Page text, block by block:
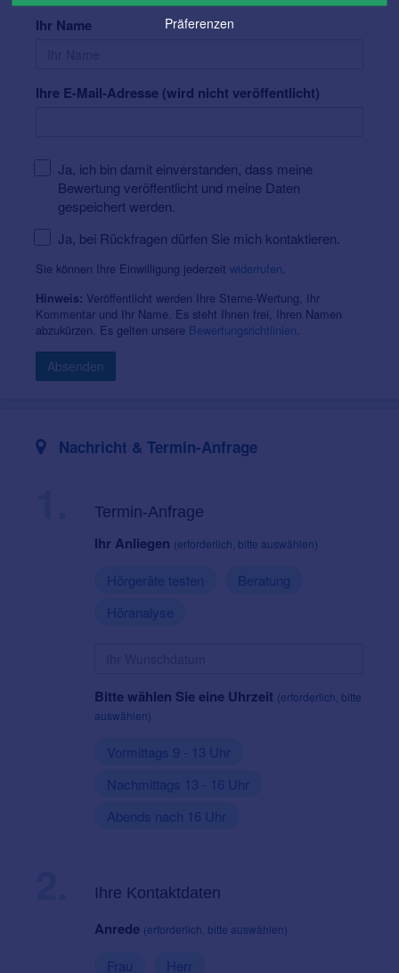
Ihr Name
Ihre E-Mail-Adresse (wird nicht veröffentlicht)
Ja, ich bin damit einverstanden, dass meine
Bewertung veröffentlicht und meine Daten
gespeichert werden.
Ja, bei Rückfragen dürfen Sie mich kontaktieren.
Sie können Ihre Einwilligung jederzeit widerrufen.
Hinweis: Veröffentlicht werden Ihre Sterne-Wertung, Ihr
Kommentar und Ihr Name. Es steht Ihnen frei, Ihren Namen
abzukürzen. Es gelten unsere Bewertungsrichtlinien.
Absenden
Nachricht & Termin-Anfrage
Termin-Anfrage
Ihr Anliegen (erforderlich, bitte auswählen)
Hörgeräte testen
Beratung
Höranalyse
Bitte wählen Sie eine Uhrzeit (erforderlich, bitte
auswählen)
Vormittags 9 - 13 Uhr
Nachmittags 13 - 16 Uhr
Abends nach 16 Uhr
Ihre Kontaktdaten
Anrede (erforderlich, bitte auswählen)
Frau Herr
Präferenzen